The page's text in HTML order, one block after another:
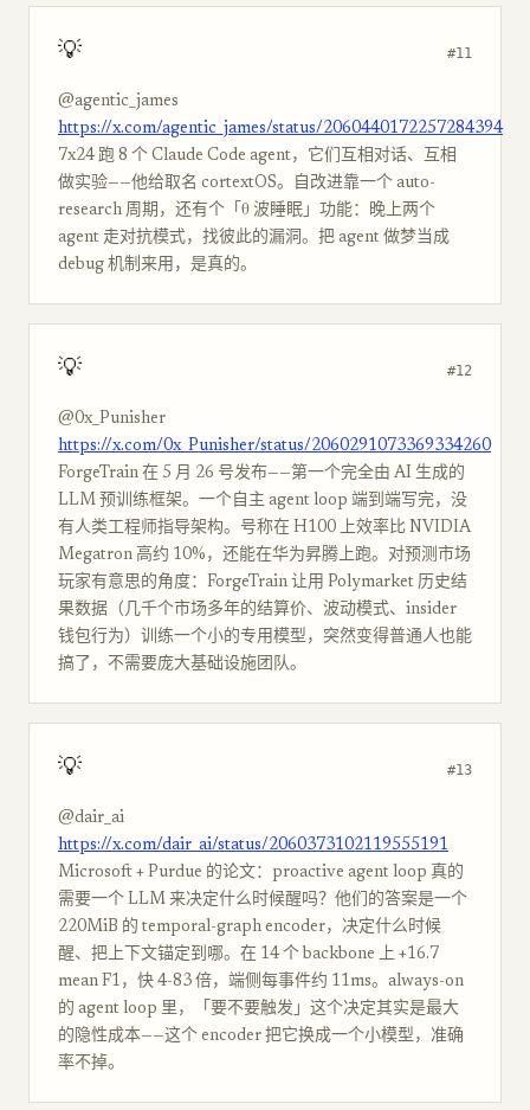
💡 #11
@agentic_james
https://x.com/agentic_james/status/2060440172257284394
7x24 跑 8 个 Claude Code agent，它们互相对话、互相
做实验——他给取名 cortextOS。自改进靠一个 auto-
research 周期，还有个「θ 波睡眠」功能：晚上两个
agent 走对抗模式，找彼此的漏洞。把 agent 做梦当成
debug 机制来用，是真的。
💡 #12
@0x_Punisher
https://x.com/0x_Punisher/status/2060291073369334260
ForgeTrain 在 5 月 26 号发布——第一个完全由 AI 生成的
LLM 预训练框架。一个自主 agent loop 端到端写完，没
有人类工程师指导架构。号称在 H100 上效率比 NVIDIA
Megatron 高约 10%，还能在华为昇腾上跑。对预测市场
玩家有意思的角度：ForgeTrain 让用 Polymarket 历史结
果数据（几千个市场多年的结算价、波动模式、insider
钱包行为）训练一个小的专用模型，突然变得普通人也能
搞了，不需要庞大基础设施团队。
💡 #13
@dair_ai
https://x.com/dair_ai/status/2060373102119555191
Microsoft + Purdue 的论文：proactive agent loop 真的
需要一个 LLM 来决定什么时候醒吗？他们的答案是一个
220MiB 的 temporal-graph encoder，决定什么时候
醒、把上下文锚定到哪。在 14 个 backbone 上 +16.7
mean F1，快 4-83 倍，端侧每事件约 11ms。always-on
的 agent loop 里，「要不要触发」这个决定其实是最大
的隐性成本——这个 encoder 把它换成一个小模型，准确
率不掉。